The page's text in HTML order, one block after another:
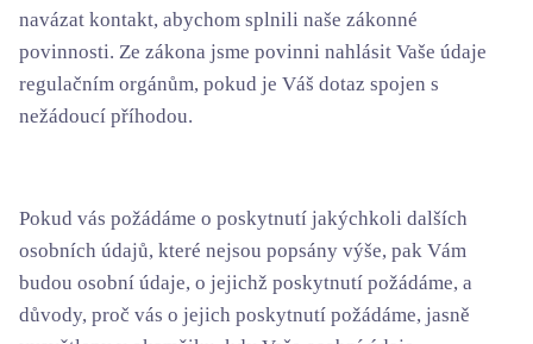
navázat kontakt, abychom splnili naše zákonné
povinnosti. Ze zákona jsme povinni nahlásit Vaše údaje
regulačním orgánům, pokud je Váš dotaz spojen s
nežádoucí příhodou.
Pokud vás požádáme o poskytnutí jakýchkoli dalších
osobních údajů, které nejsou popsány výše, pak Vám
budou osobní údaje, o jejichž poskytnutí požádáme, a
důvody, proč vás o jejich poskytnutí požádáme, jasně